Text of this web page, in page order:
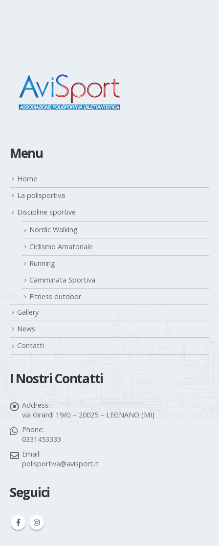
Menu
Home
La polisportiva
Discipline sportive
Nordic Walking
Ciclismo Amatoriale
Running
Camminata Sportiva
Fitness outdoor
Gallery
News
Contatti
I Nostri Contatti
Address:
via Girardi 19/G – 20025 – LEGNANO (MI)
Phone:
0331453333
Email:
polisportiva@avisport.it
Seguici